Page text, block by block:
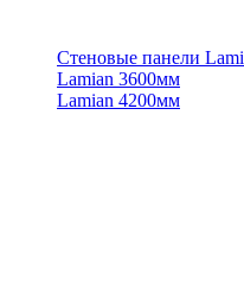
Стеновые панели
Lamian 3600мм
Lamian 4200мм